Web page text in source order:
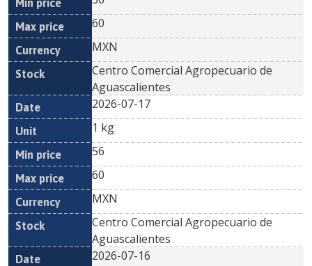
60
MXN
Centro Comercial Agropecuario de
Aguascalientes
2026-07-17
1 kg
56
60
MXN
Centro Comercial Agropecuario de
Aguascalientes
2026-07-16